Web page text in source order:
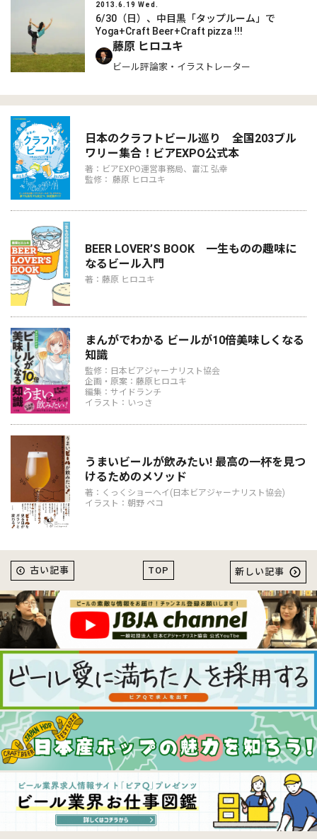
2013.6.19 Wed.
6/30（日）、中目黒「タップルーム」で
Yoga+Craft Beer+Craft pizza !!!
藤原 ヒロユキ
ビール評論家・イラストレーター
日本のクラフトビール巡り 全国203ブル
ワリー集合！ビアEXPO公式本
著：ビアEXPO運営事務局、富江 弘幸
監修： 藤原 ヒロユキ
BEER LOVER’S BOOK 一生ものの趣味に
なるビール入門
著：藤原 ヒロユキ
まんがでわかる ビールが10倍美味しくなる
知識
監修：日本ビアジャーナリスト協会
企画・原案：藤原ヒロユキ
編集：サイドランチ
イラスト：いっさ
うまいビールが飲みたい! 最高の一杯を見つ
けるためのメソッド
著：くっくショーヘイ(日本ビアジャーナリスト協会)
イラスト：朝野 ペコ
TOP
古い記事 新しい記事